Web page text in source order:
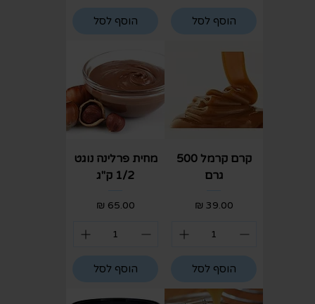
הוסף לסל הוסף לסל
קרם קרמל 500
גרם
מחיר
הוסף לסל
מחית פרלינה נוגט
1/2 ק"ג
מחיר
הוסף לסל